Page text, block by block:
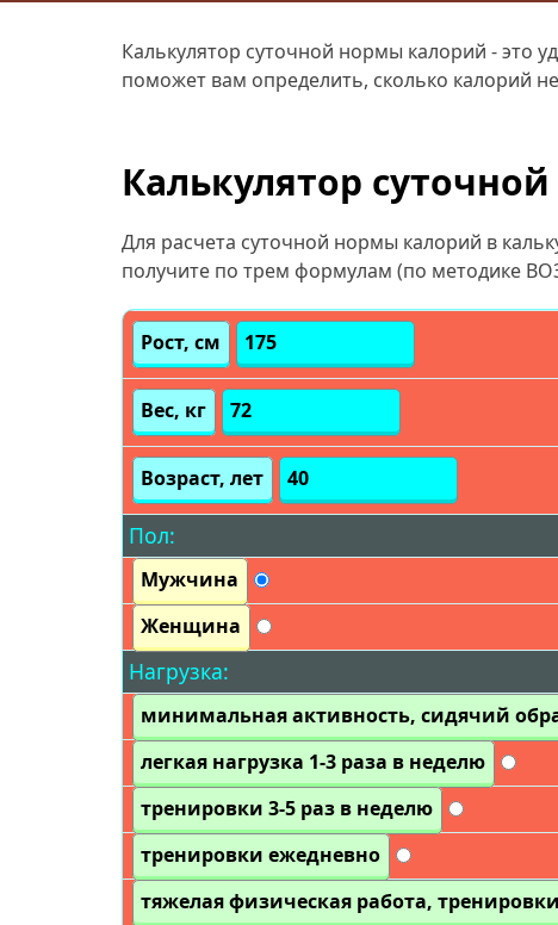
Калькулятор суточной нормы калорий - это
поможет вам определить, сколько калорий
Калькулятор
Для расчета суточной нормы калорий в
получите по трем формулам (по методике
Рост, см
Вес, кг
Возраст, лет
Пол:
Мужчина
Женщина
Нагрузка:
минимальная активность, сидячий
легкая нагрузка 1-3 раза в неделю
тренировки 3-5 раз в неделю
тренировки ежедневно
тяжелая физическая работа,